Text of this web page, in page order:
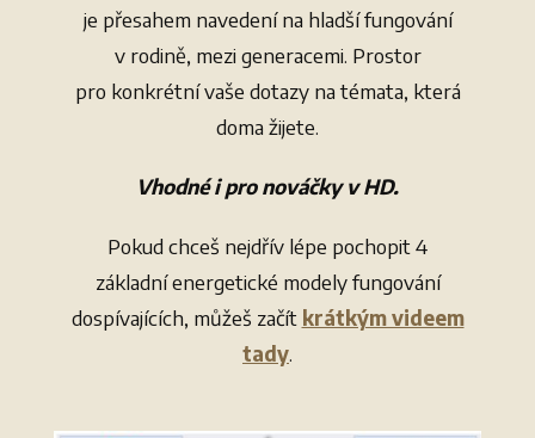
je přesahem navedení na hladší fungování
v rodině, mezi generacemi. Prostor
pro konkrétní vaše dotazy na témata, která
doma žijete.
Vhodné i pro nováčky v HD.
Pokud chceš nejdřív lépe pochopit 4
základní energetické modely fungování
dospívajících, můžeš začít krátkým videem
tady.